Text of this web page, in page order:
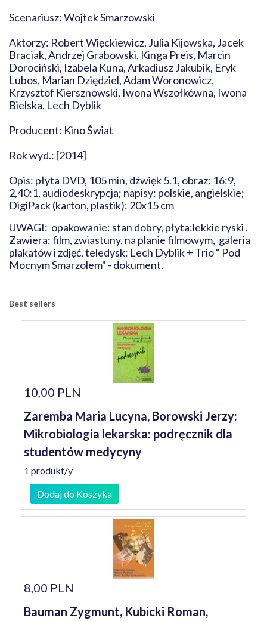
Scenariusz: Wojtek Smarzowski
Aktorzy: Robert Więckiewicz, Julia Kijowska, Jacek
Braciak, Andrzej Grabowski, Kinga Preis, Marcin
Dorociński, Izabela Kuna, Arkadiusz Jakubik, Eryk
Lubos, Marian Dziędziel, Adam Woronowicz,
Krzysztof Kiersznowski, Iwona Wszołkówna, Iwona
Bielska, Lech Dyblik
Producent: Kino Świat
Rok wyd.: [2014]
Opis: płyta DVD, 105 min, dźwięk 5.1, obraz: 16:9,
2,40:1, audiodeskrypcja; napisy: polskie, angielskie;
DigiPack (karton, plastik): 20x15 cm
UWAGI: opakowanie: stan dobry, płyta:lekkie ryski .
Zawiera: film, zwiastuny, na planie filmowym, galeria
plakatów i zdjęć, teledysk: Lech Dyblik + Trio " Pod
Mocnym Smarzolem" - dokument.
Best sellers
10,00 PLN
Zaremba Maria Lucyna, Borowski Jerzy:
Mikrobiologia lekarska: podręcznik dla
studentów medycyny
1 produkt/y
Dodaj do Koszyka
8,00 PLN
Bauman Zygmunt, Kubicki Roman,